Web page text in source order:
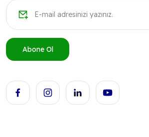
Abone Ol